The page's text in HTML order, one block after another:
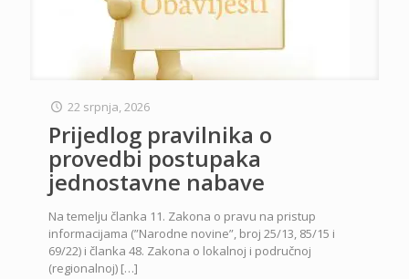
22 srpnja, 2026
Prijedlog pravilnika o
provedbi postupaka
jednostavne nabave
Na temelju članka 11. Zakona o pravu na pristup
informacijama (”Narodne novine”, broj 25/13, 85/15 i
69/22) i članka 48. Zakona o lokalnoj i područnoj
(regionalnoj) […]